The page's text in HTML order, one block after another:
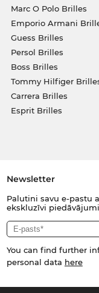
Marc O Polo Brilles
Emporio Armani
Guess Brilles
Persol Brilles
Boss Brilles
Tommy Hilfiger
Carrera Brilles
Esprit Brilles
Newsletter
Palutini savu e-pastu
ekskluzīvi
You can find further
personal data here